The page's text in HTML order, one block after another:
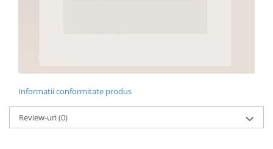
Informatii conformitate produs
Review-uri(0)